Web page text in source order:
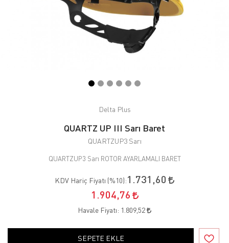
Delta Plus
QUARTZ UP III Sarı Baret
QUARTZUP3 Sarı
QUARTZUP3 Sarı ROTOR AYARLAMALI BARET
KDV Hariç Fiyatı (%10):1.731,60
1.904,76
Havale Fiyatı: 1.809,52
SEPETE EKLE